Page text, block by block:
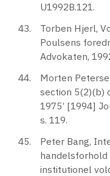
U1992B.121.
Torben Hjerl,
Poulsens
Advokaten,
Morten
section 5(2)(b)
1975’ [1994]
s. 119.
Peter Bang,
institutionel